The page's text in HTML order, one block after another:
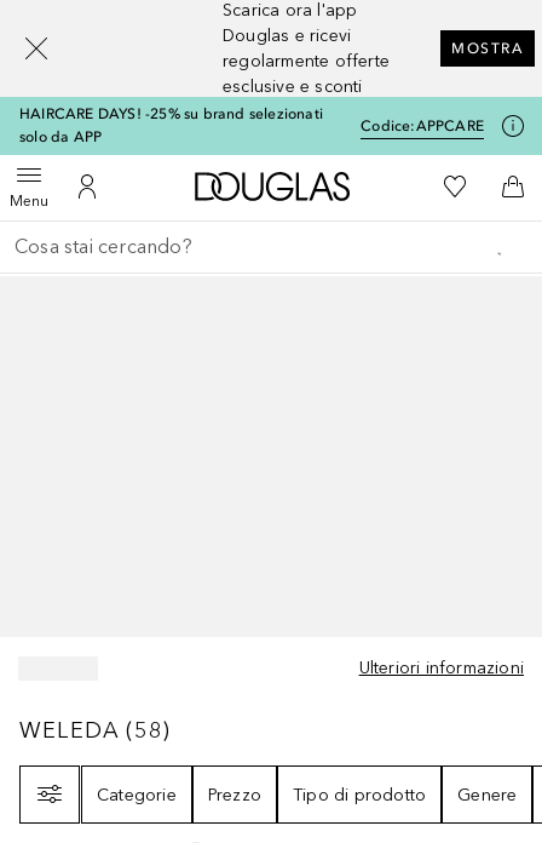
Scarica ora l'app
Douglas e ricevi
regolarmente offerte
esclusive e sconti
MOSTRA
HAIRCARE DAYS! -25% su brand selezionati
solo da APP
Codice:APPCARE
MenuApri menuAl Mio Account
A Douglas HomeAlla Mia
Al
Torna indietro
Esegui ricerca
Ulteriori informazioni
WELEDA58
WELEDA (58)
Categorie
Prezzo Tipo di prodotto Genere
[navigation.slideout.screenreader]